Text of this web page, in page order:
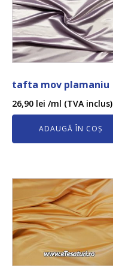
tafta mov plamaniu
26,90 lei /ml (TVA inclus)
ADAUGĂ ÎN COȘ